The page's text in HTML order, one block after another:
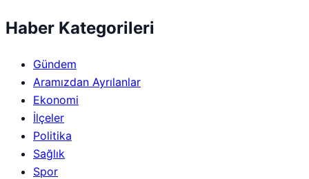
Haber Kategorileri
Gündem
Aramızdan Ayrılanlar
Ekonomi
İlçeler
Politika
Sağlık
Spor